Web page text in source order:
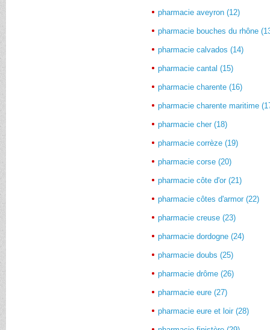
pharmacie aveyron (12)
pharmacie bouches du rhône
pharmacie calvados (14)
pharmacie cantal (15)
pharmacie charente (16)
pharmacie charente maritime
pharmacie cher (18)
pharmacie corrèze (19)
pharmacie corse (20)
pharmacie côte d'or (21)
pharmacie côtes d'armor (22)
pharmacie creuse (23)
pharmacie dordogne (24)
pharmacie doubs (25)
pharmacie drôme (26)
pharmacie eure (27)
pharmacie eure et loir (28)